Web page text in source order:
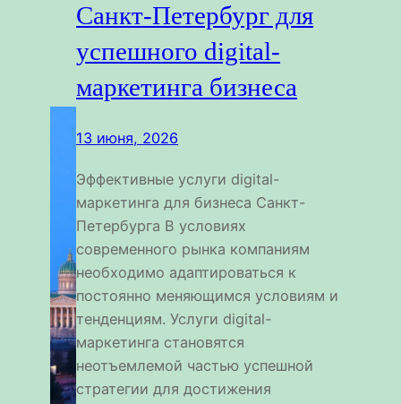
Санкт-Петербург для
успешного digital-
маркетинга бизнеса
13 июня, 2026
Эффективные услуги digital-
маркетинга для бизнеса Санкт-
Петербурга В условиях
современного рынка компаниям
необходимо адаптироваться к
постоянно меняющимся условиям и
тенденциям. Услуги digital-
маркетинга становятся
неотъемлемой частью успешной
стратегии для достижения